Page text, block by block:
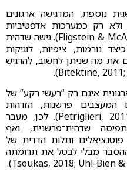
נוספת, המדגישה ארגונים
רק כמערכות אדפטיביות
(Fligstein & McAdam, 2012; Powell et al., 2017). גישה שדהית
נורמות, ציפיות, לוגיקות
את מה שניתן לחשוב, להרגיש
אינם רק “רעשי רקע” של
המעצבים פרשנות, הזדהות
והתנהגות (Petriglieri, 2011; Ramarajan, 2014). לכן, מעבר
שדהית־פרשנית, ואף
ותלות הדדית של
מבלי לבטל את תרומתה